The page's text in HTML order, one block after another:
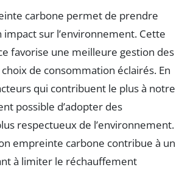
carbone permet de prendre
impact sur l’environnement. Cette
favorise une meilleure gestion des
de consommation éclairés. En
qui contribuent le plus à notre
possible d’adopter des
respectueux de l’environnement.
empreinte carbone contribue à un
à limiter le réchauffement